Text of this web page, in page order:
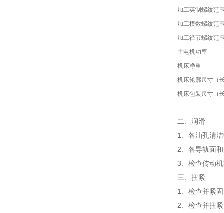
加工英制螺纹范
加工模数螺纹范
加工径节螺纹范
主电机功率
机床净重
机床轮廓尺寸（
机床包装尺寸（
二、润滑
1、各油孔清
2、各导轨面
3、检查传动
三、扭紧
1、检查并紧
2、检查并扭